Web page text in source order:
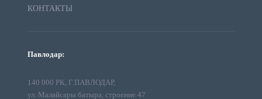
КОНТАКТЫ
Павлодар:
140 000 РК, Г.ПАВЛОДАР,
ул. Малайсары батыра, строение 47